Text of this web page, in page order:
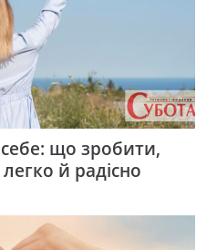
що зробити,
й радісно